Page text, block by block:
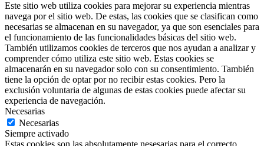
Este sitio web utiliza cookies para mejorar su experiencia mientras
navega por el sitio web. De estas, las cookies que se clasifican como
necesarias se almacenan en su navegador, ya que son esenciales para
el funcionamiento de las funcionalidades básicas del sitio web.
También utilizamos cookies de terceros que nos ayudan a analizar y
comprender cómo utiliza este sitio web. Estas cookies se
almacenarán en su navegador solo con su consentimiento. También
tiene la opción de optar por no recibir estas cookies. Pero la
exclusión voluntaria de algunas de estas cookies puede afectar su
experiencia de navegación.
Necesarias
Necesarias
Siempre activado